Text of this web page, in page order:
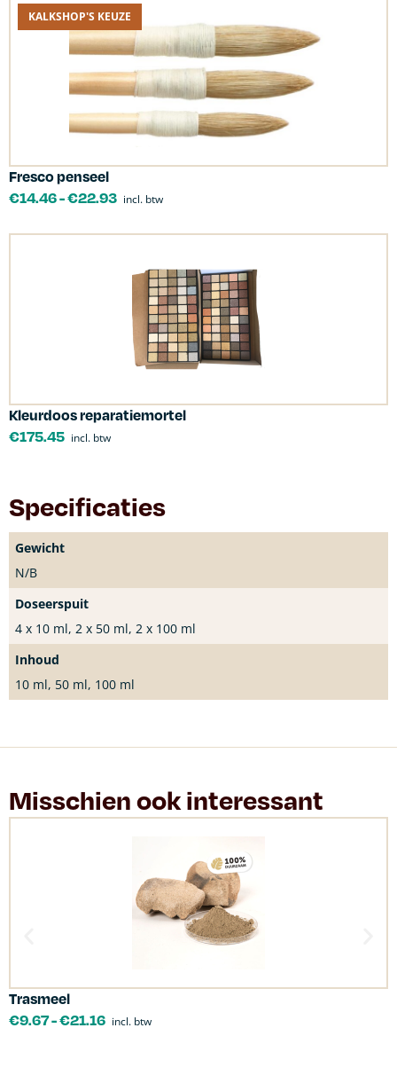
KALKSHOP'S KEUZE
Fresco penseel
€14.46-€22.93 incl. btw
Kleurdoos reparatiemortel
€175.45 incl. btw
Specificaties
Gewicht
N/B
Doseerspuit
4 x 10 ml, 2 x 50 ml, 2 x 100 ml
Inhoud
10 ml, 50 ml, 100 ml
Misschien ook interessant
Trasmeel
€9.67-€21.16 incl. btw